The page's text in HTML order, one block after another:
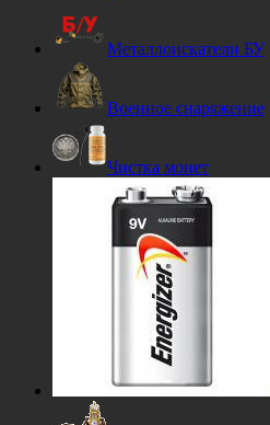
Металлоискатели БУ
Военное снаряжение
Чистка монет